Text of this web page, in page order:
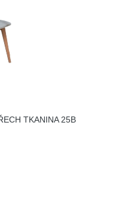
TKANINA 25B